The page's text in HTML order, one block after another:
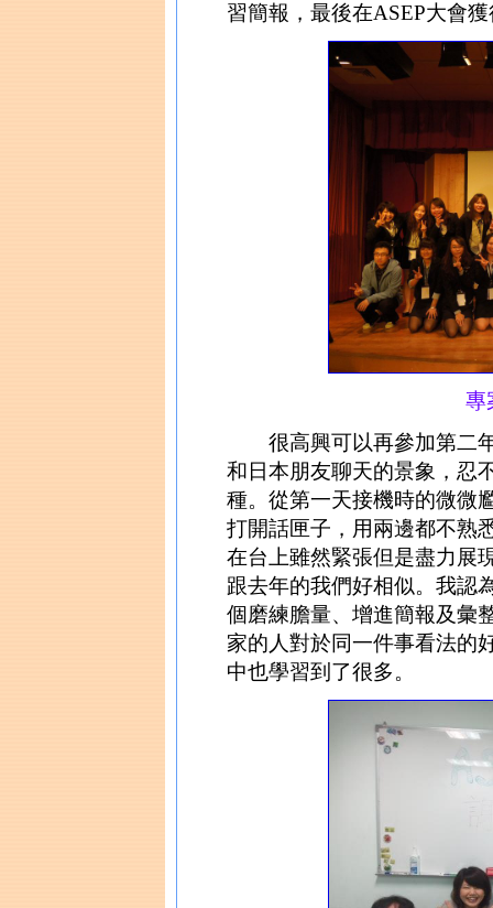
習簡報，最後在ASEP大會
專
很高興可以再參加第二年
和日本朋友聊天的景象，忍
種。從第一天接機時的微微
打開話匣子，用兩邊都不熟
在台上雖然緊張但是盡力展
跟去年的我們好相似。我認
個磨練膽量、增進簡報及彙
家的人對於同一件事看法的
中也學習到了很多。